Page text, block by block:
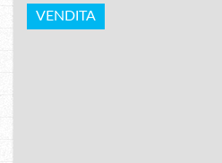
VENDITA